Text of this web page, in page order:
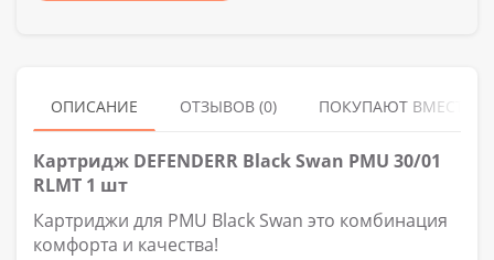
ОПИСАНИЕ ОТЗЫВОВ (0) ПОКУПАЮТ ВМЕСТЕ
Картридж DEFENDERR Black Swan PMU 30/01
RLMT 1 шт
Картриджи для PMU Black Swan это комбинация
комфорта и качества!